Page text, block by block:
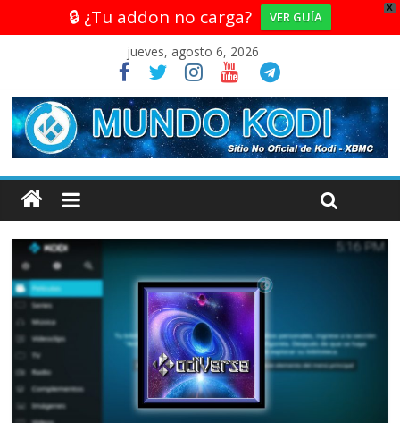
X
🔒 ¿Tu addon no carga? VER GUÍA
jueves, agosto 6, 2026